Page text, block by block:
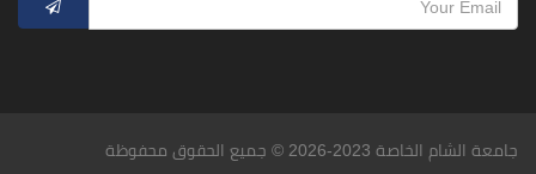
جامعة الشام الخاصة 2023-2026 © جميع الحقوق محفوظة